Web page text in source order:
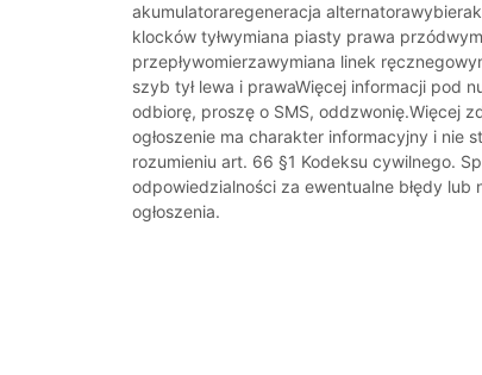
akumulatoraregeneracja
klocków tyłwymiana piasty prawa
przepływomierzawymiana linek
szyb tył lewa i prawaWięcej informacji pod
odbiorę, proszę o SMS, oddzwonię.Więcej
ogłoszenie ma charakter informacyjny i nie
rozumieniu art. 66 §1 Kodeksu cywilnego.
odpowiedzialności za ewentualne błędy lub
ogłoszenia.